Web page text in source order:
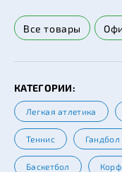
Все товары
КАТЕГОРИИ:
Легкая атлетика
Теннис Гандбол
Баскетбол